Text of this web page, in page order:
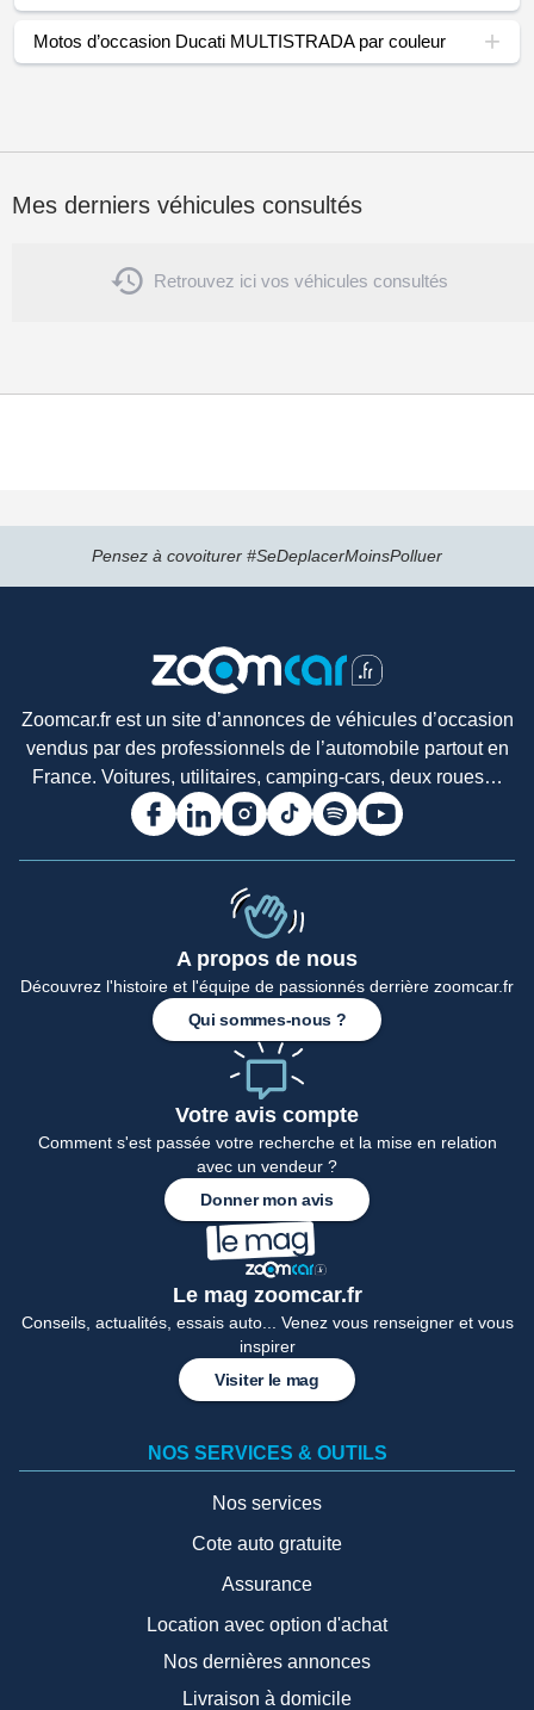
Motos d’occasion Ducati MULTISTRADA par couleur
Mes derniers véhicules consultés
 Retrouvez ici vos véhicules consultés
Accueil
Pensez à covoiturer #SeDeplacerMoinsPolluer
Zoomcar.fr est un site d’annonces de véhicules d’occasion
vendus par des professionnels de l’automobile partout en
France. Voitures, utilitaires, camping-cars, deux roues…
A propos de nous
Découvrez l'histoire et l'équipe de passionnés derrière zoomcar.fr
Qui sommes-nous ?
Votre avis compte
Comment s'est passée votre recherche et la mise en relation
avec un vendeur ?
Donner mon avis
Le mag zoomcar.fr
Conseils, actualités, essais auto... Venez vous renseigner et vous
inspirer
Visiter le mag
NOS SERVICES & OUTILS
Nos services
Cote auto gratuite
Assurance
Location avec option d'achat
Nos dernières annonces
Livraison à domicile